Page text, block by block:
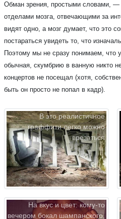
Обман зрения, простыми словами,
отделами мозга, отвечающими за
видят одно, а мозг думает, что это
постараться увидеть то, что
Поэтому мы не сразу понимаем, что
обычная, скумбрию в ванную никто
концертов не посещал (хотя,
быть он просто не попал в кадр).
В это реалистичное
граффити легко можно
врезаться
На вкус и цвет: кому-то
вечером бокал шампанского,